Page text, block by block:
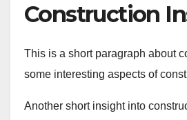
Construction
This is a short paragraph about
some interesting aspects of
Another short insight into